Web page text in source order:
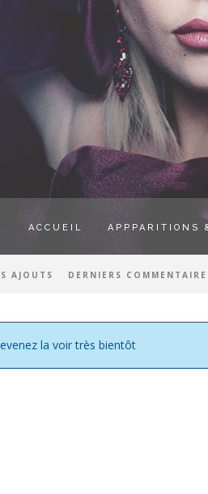
ACCUEIL APPPARITIONS
AJOUTS DERNIERS
la voir très bientôt